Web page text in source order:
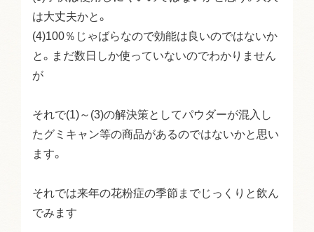
は大丈夫かと。
(4)100％じゃばらなので効能は良いのではないか
と。まだ数日しか使っていないのでわかりません
が
それで(1)～(3)の解決策としてパウダーが混入し
たグミキャン等の商品があるのではないかと思い
ます。
それでは来年の花粉症の季節までじっくりと飲ん
でみます